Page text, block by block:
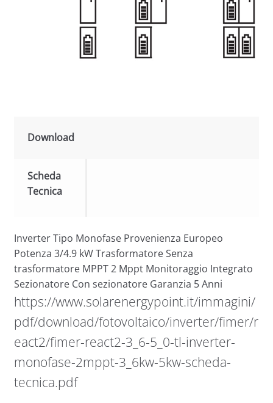
Download
Scheda
Tecnica
Inverter Tipo Monofase Provenienza Europeo
Potenza 3/4.9 kW Trasformatore Senza
trasformatore MPPT 2 Mppt Monitoraggio Integrato
Sezionatore Con sezionatore Garanzia 5 Anni
https://www.solarenergypoint.it/immagini/
pdf/download/fotovoltaico/inverter/fimer/r
eact2/fimer-react2-3_6-5_0-tl-inverter-
monofase-2mppt-3_6kw-5kw-scheda-
tecnica.pdf